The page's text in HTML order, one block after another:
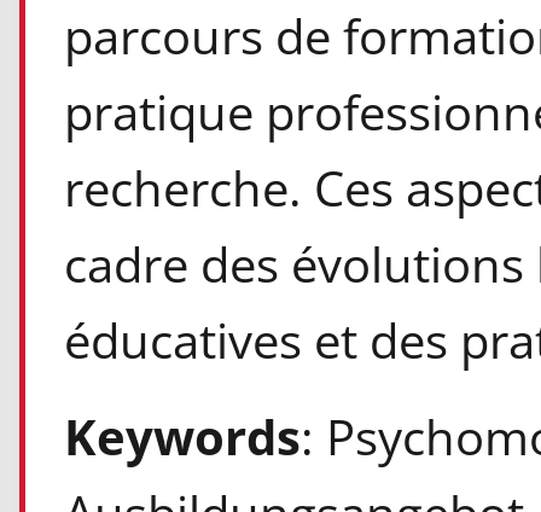
parcours de
pratique
recherche. Ces
cadre des
éducatives et des
Keywords: